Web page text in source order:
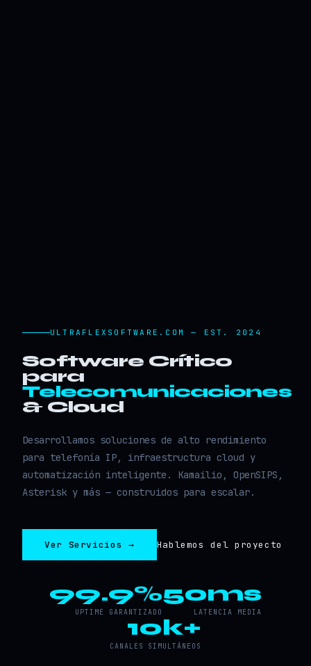
ULTRAFLEXSOFTWARE.COM — EST. 2024
Software Crítico
para
Telecomunicaciones
& Cloud
Desarrollamos soluciones de alto rendimiento
para telefonía IP, infraestructura cloud y
automatización inteligente. Kamailio, OpenSIPS,
Asterisk y más — construidos para escalar.
Ver Servicios → Hablemos del proyecto
99.9%
UPTIME GARANTIZADO
50ms
LATENCIA MEDIA
10k+
CANALES SIMULTÁNEOS